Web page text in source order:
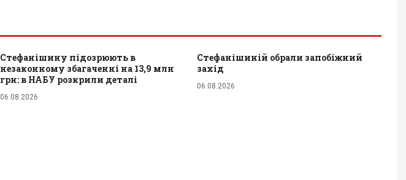
Стефанішину підозрюють в
незаконному збагаченні на 13,9 млн
грн: в НАБУ розкрили деталі
06.08.2026
Стефанішиній обрали запобіжний
захід
06.08.2026